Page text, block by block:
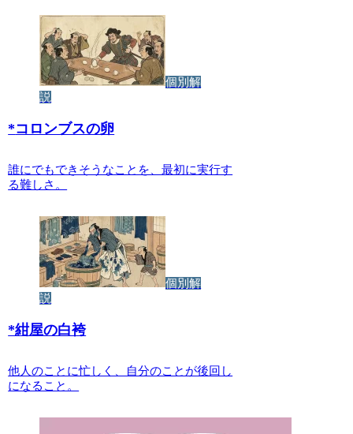
個別解
説
*コロンブスの卵
誰にでもできそうなことを、最初に実行す
る難しさ。
個別解
説
*紺屋の白袴
他人のことに忙しく、自分のことが後回し
になること。